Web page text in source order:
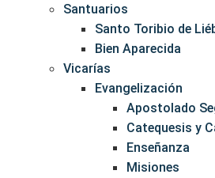
Santuarios
Santo Toribio de
Bien Aparecida
Vicarías
Evangelización
Apostolado
Catequesis y
Enseñanza
Misiones